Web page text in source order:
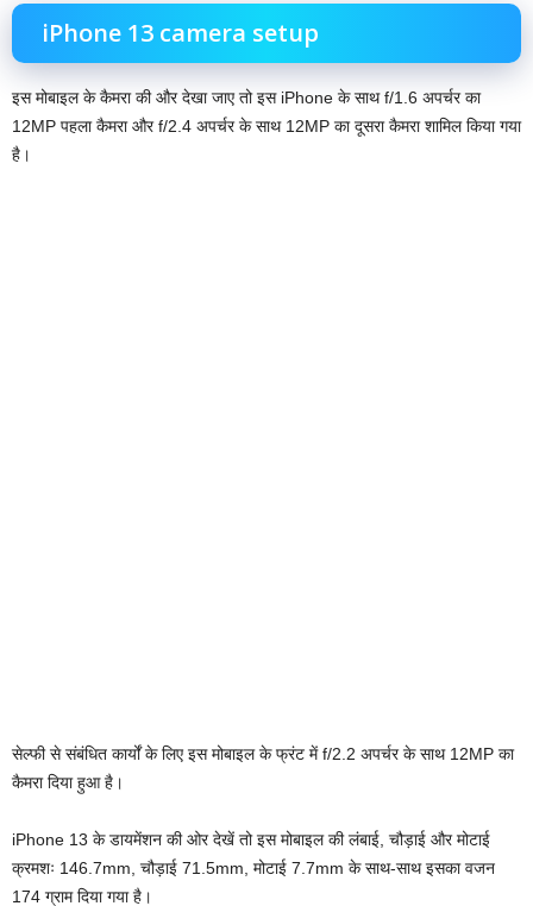
iPhone 13 camera setup
इस मोबाइल के कैमरा की और देखा जाए तो इस iPhone के साथ f/1.6 अपर्चर का
12MP पहला कैमरा और f/2.4 अपर्चर के साथ 12MP का दूसरा कैमरा शामिल किया गया
है।
सेल्फी से संबंधित कार्यों के लिए इस मोबाइल के फ्रंट में f/2.2 अपर्चर के साथ 12MP का
कैमरा दिया हुआ है।
iPhone 13 के डायमेंशन की ओर देखें तो इस मोबाइल की लंबाई, चौड़ाई और मोटाई
क्रमशः 146.7mm, चौड़ाई 71.5mm, मोटाई 7.7mm के साथ-साथ इसका वजन
174 ग्राम दिया गया है।